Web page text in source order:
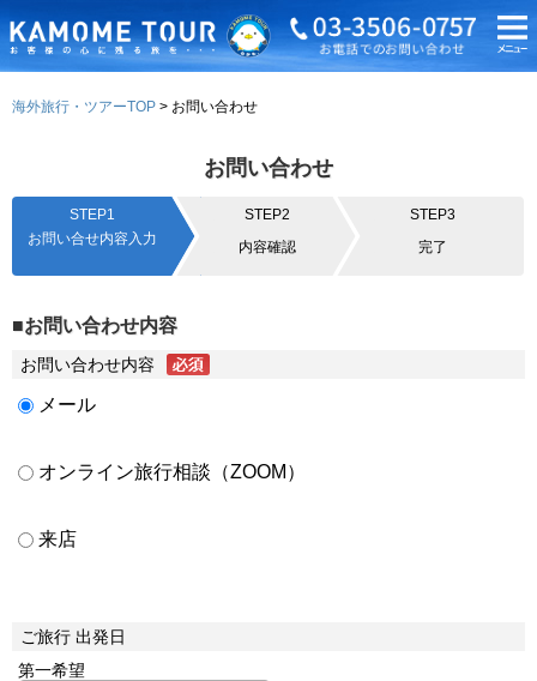
海外旅行・ツアーTOP お問い合わせ
お問い合わせ
STEP1
お問い合せ内容入力
STEP2
内容確認
STEP3
完了
■お問い合わせ内容
お問い合わせ内容
メール
オンライン旅行相談（ZOOM）
来店
ご旅行 出発日
第一希望